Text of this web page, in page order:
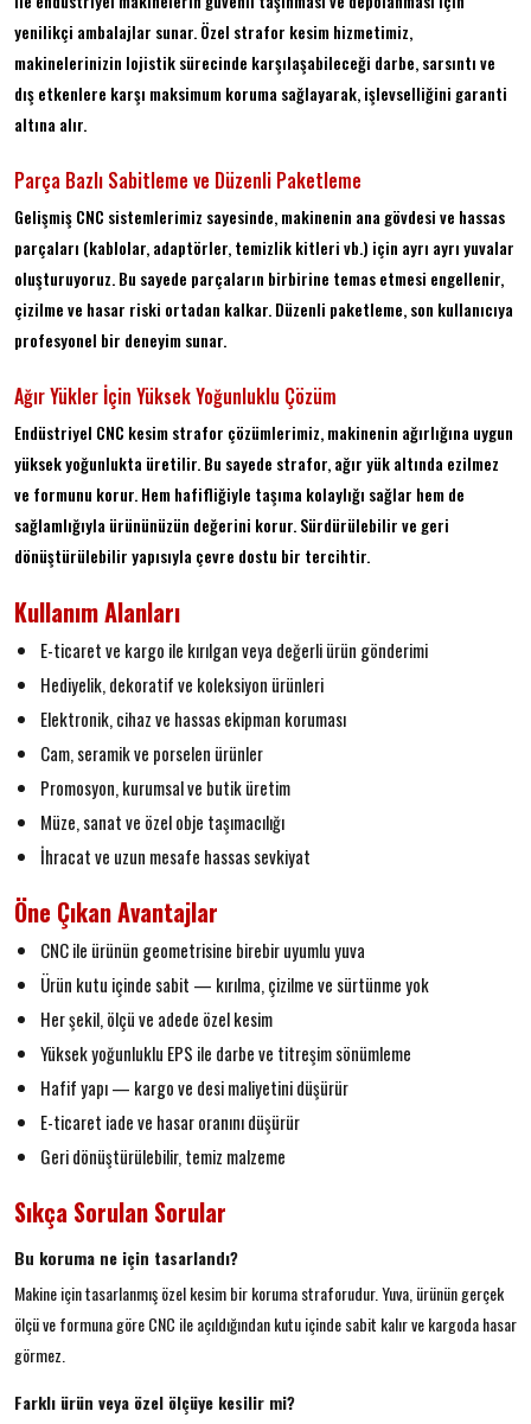
yenilikçi ambalajlar sunar. Özel strafor kesim hizmetimiz,
makinelerinizin lojistik sürecinde karşılaşabileceği darbe, sarsıntı ve
dış etkenlere karşı maksimum koruma sağlayarak, işlevselliğini garanti
altına alır.
Parça Bazlı Sabitleme ve Düzenli Paketleme
Gelişmiş CNC sistemlerimiz sayesinde, makinenin ana gövdesi ve hassas
parçaları (kablolar, adaptörler, temizlik kitleri vb.) için ayrı ayrı yuvalar
oluşturuyoruz. Bu sayede parçaların birbirine temas etmesi engellenir,
çizilme ve hasar riski ortadan kalkar. Düzenli paketleme, son kullanıcıya
profesyonel bir deneyim sunar.
Ağır Yükler İçin Yüksek Yoğunluklu Çözüm
Endüstriyel CNC kesim strafor çözümlerimiz, makinenin ağırlığına uygun
yüksek yoğunlukta üretilir. Bu sayede strafor, ağır yük altında ezilmez
ve formunu korur. Hem hafifliğiyle taşıma kolaylığı sağlar hem de
sağlamlığıyla ürününüzün değerini korur. Sürdürülebilir ve geri
dönüştürülebilir yapısıyla çevre dostu bir tercihtir.
Kullanım Alanları
E-ticaret ve kargo ile kırılgan veya değerli ürün gönderimi
Hediyelik, dekoratif ve koleksiyon ürünleri
Elektronik, cihaz ve hassas ekipman koruması
Cam, seramik ve porselen ürünler
Promosyon, kurumsal ve butik üretim
Müze, sanat ve özel obje taşımacılığı
İhracat ve uzun mesafe hassas sevkiyat
Öne Çıkan Avantajlar
CNC ile ürünün geometrisine birebir uyumlu yuva
Ürün kutu içinde sabit — kırılma, çizilme ve sürtünme yok
Her şekil, ölçü ve adede özel kesim
Yüksek yoğunluklu EPS ile darbe ve titreşim sönümleme
Hafif yapı — kargo ve desi maliyetini düşürür
E-ticaret iade ve hasar oranını düşürür
Geri dönüştürülebilir, temiz malzeme
Sıkça Sorulan Sorular
Bu koruma ne için tasarlandı?
Makine için tasarlanmış özel kesim bir koruma straforudur. Yuva, ürünün gerçek
ölçü ve formuna göre CNC ile açıldığından kutu içinde sabit kalır ve kargoda hasar
görmez.
Farklı ürün veya özel ölçüye kesilir mi?